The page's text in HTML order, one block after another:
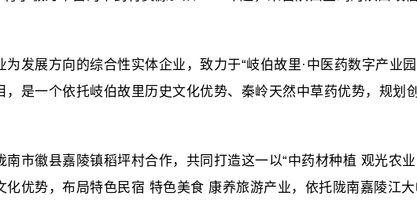
发展方向的综合性实体企业，致力于“岐伯故里·中医药数字产业
是一个依托岐伯故里历史文化优势、秦岭天然中草药优势，规划
市徽县嘉陵镇稻坪村合作，共同打造这一以“中药材种植 观光农
优势，布局特色民宿 特色美食 康养旅游产业，依托陇南嘉陵江